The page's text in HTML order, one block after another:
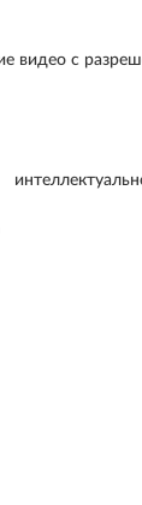
видео с